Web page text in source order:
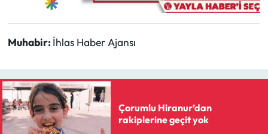
Muhabir: İhlas Haber Ajansı
Çorumlu Hiranur’dan
rakiplerine geçit yok